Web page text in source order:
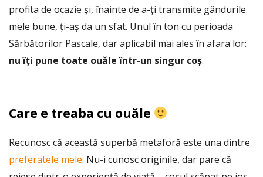
s
h
D
profita de ocazie și, înainte de a-ți transmite gândurile
mele bune, ți-aș da un sfat. Unul în ton cu perioada
Sărbătorilor Pascale, dar aplicabil mai ales în afara lor:
nu îți pune toate ouăle într-un singur coș.
Care e treaba cu ouăle
Recunosc că această superbă metaforă este una dintre
preferatele mele. Nu-i cunosc originile, dar pare că